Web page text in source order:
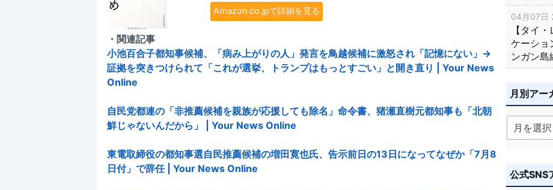
Amazon.co.jpで詳細を見る
・関連記事
小池百合子都知事候補、「病み上がりの人」発言を鳥越候補に激怒され「記憶にない」→
証拠を突きつけられて「これが選挙、トランプはもっとすごい」と開き直り | Your News
Online
自民党都連の「非推薦候補を親族が応援しても除名」命令書、猪瀬直樹元都知事も「北朝
鮮じゃないんだから」 | Your News Online
東電取締役の都知事選自民推薦候補の増田寛也氏、告示前日の13日になってなぜか「7月8
日付」で辞任 | Your News Online
04月07日
【タイ
ケーショ
ンガン島
月別アー
公式SNS